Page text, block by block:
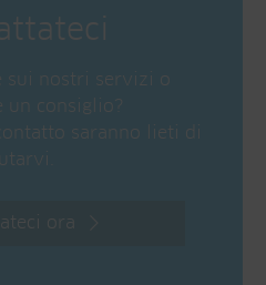
sui nostri servizi o
un consiglio?
saranno lieti di
ora